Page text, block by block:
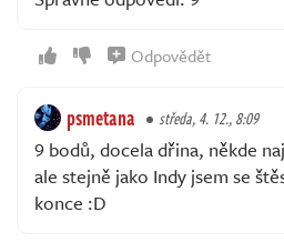
Odpovědět
psmetana středa, 4. 12., 8:09
9 bodů, docela dřina, někde
ale stejně jako Indy jsem se
konce :D